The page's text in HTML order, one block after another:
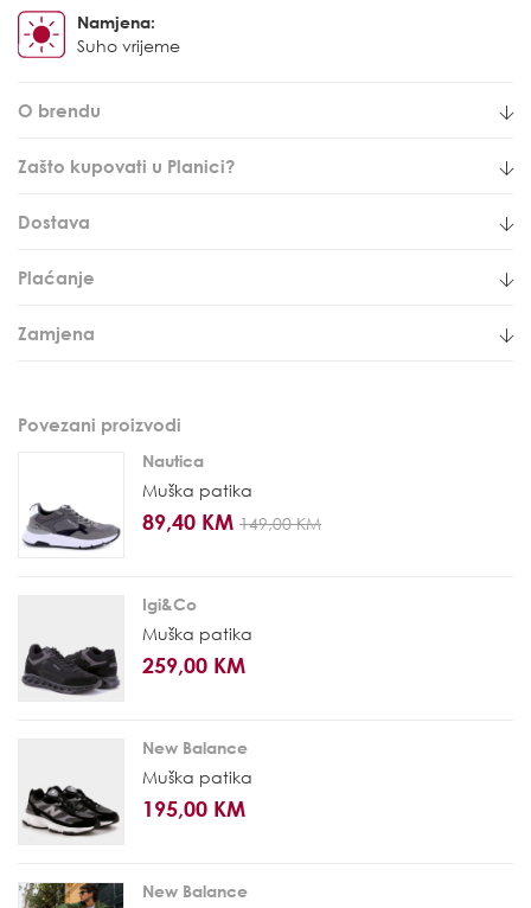
Namjena:
Suho vrijeme
O brendu
Zašto kupovati u Planici?
Dostava
Plaćanje
Zamjena
Povezani proizvodi
Nautica
Muška patika
89,40 KM 149,00 KM
Igi&Co
Muška patika
259,00 KM
New Balance
Muška patika
195,00 KM
New Balance